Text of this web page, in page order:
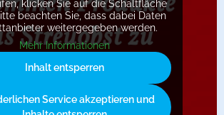
klicken Sie auf die Schaltfläche
beachten Sie, dass dabei Daten
weitergegeben werden.
Mehr Informationen
Inhalt entsperren
Service akzeptieren und